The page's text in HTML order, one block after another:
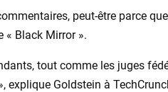
peut-être parce
« Black Mirror ».
tout comme les juges
Goldstein à